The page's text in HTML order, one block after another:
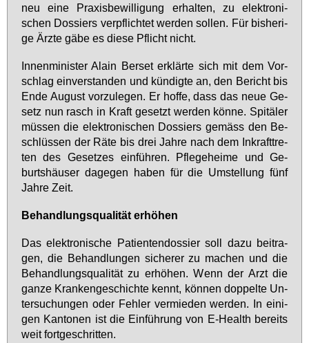
neu ei­ne Pra­xis­be­wil­li­gung er­hal­ten, zu elek­tro­ni­
schen Dos­siers ver­pflich­tet wer­den sol­len. Für bis­he­ri­
ge Ärz­te gä­be es die­se Pflicht nicht.
In­nen­mi­nis­ter Alain Ber­set er­klär­te sich mit dem Vor­
schlag ein­ver­stan­den und kün­dig­te an, den Be­richt bis
En­de Au­gust vor­zu­le­gen. Er hof­fe, dass das neue Ge­
setz nun rasch in Kraft ge­setzt wer­den kön­ne. Spi­tä­ler
müs­sen die elek­tro­ni­schen Dos­siers ge­mäss den Be­
schlüs­sen der Rä­te bis drei Jah­re nach dem In­kraft­tre­
ten des Ge­set­zes ein­füh­ren. Pfle­ge­hei­me und Ge­
burts­häu­ser da­ge­gen ha­ben für die Um­stel­lung fünf
Jah­re Zeit.
Be­hand­lungs­qua­li­tät er­hö­hen
Das elek­tro­ni­sche Pa­ti­en­ten­dos­sier soll da­zu bei­tra­
gen, die Be­hand­lun­gen si­che­rer zu ma­chen und die
Be­hand­lungs­qua­li­tät zu er­hö­hen. Wenn der Arzt die
gan­ze Kran­ken­ge­schich­te kennt, kön­nen dop­pel­te Un­
ter­su­chun­gen oder Feh­ler ver­mie­den wer­den. In ei­ni­
gen Kan­to­nen ist die Ein­füh­rung von E-Health be­reits
weit fort­ge­schrit­ten.